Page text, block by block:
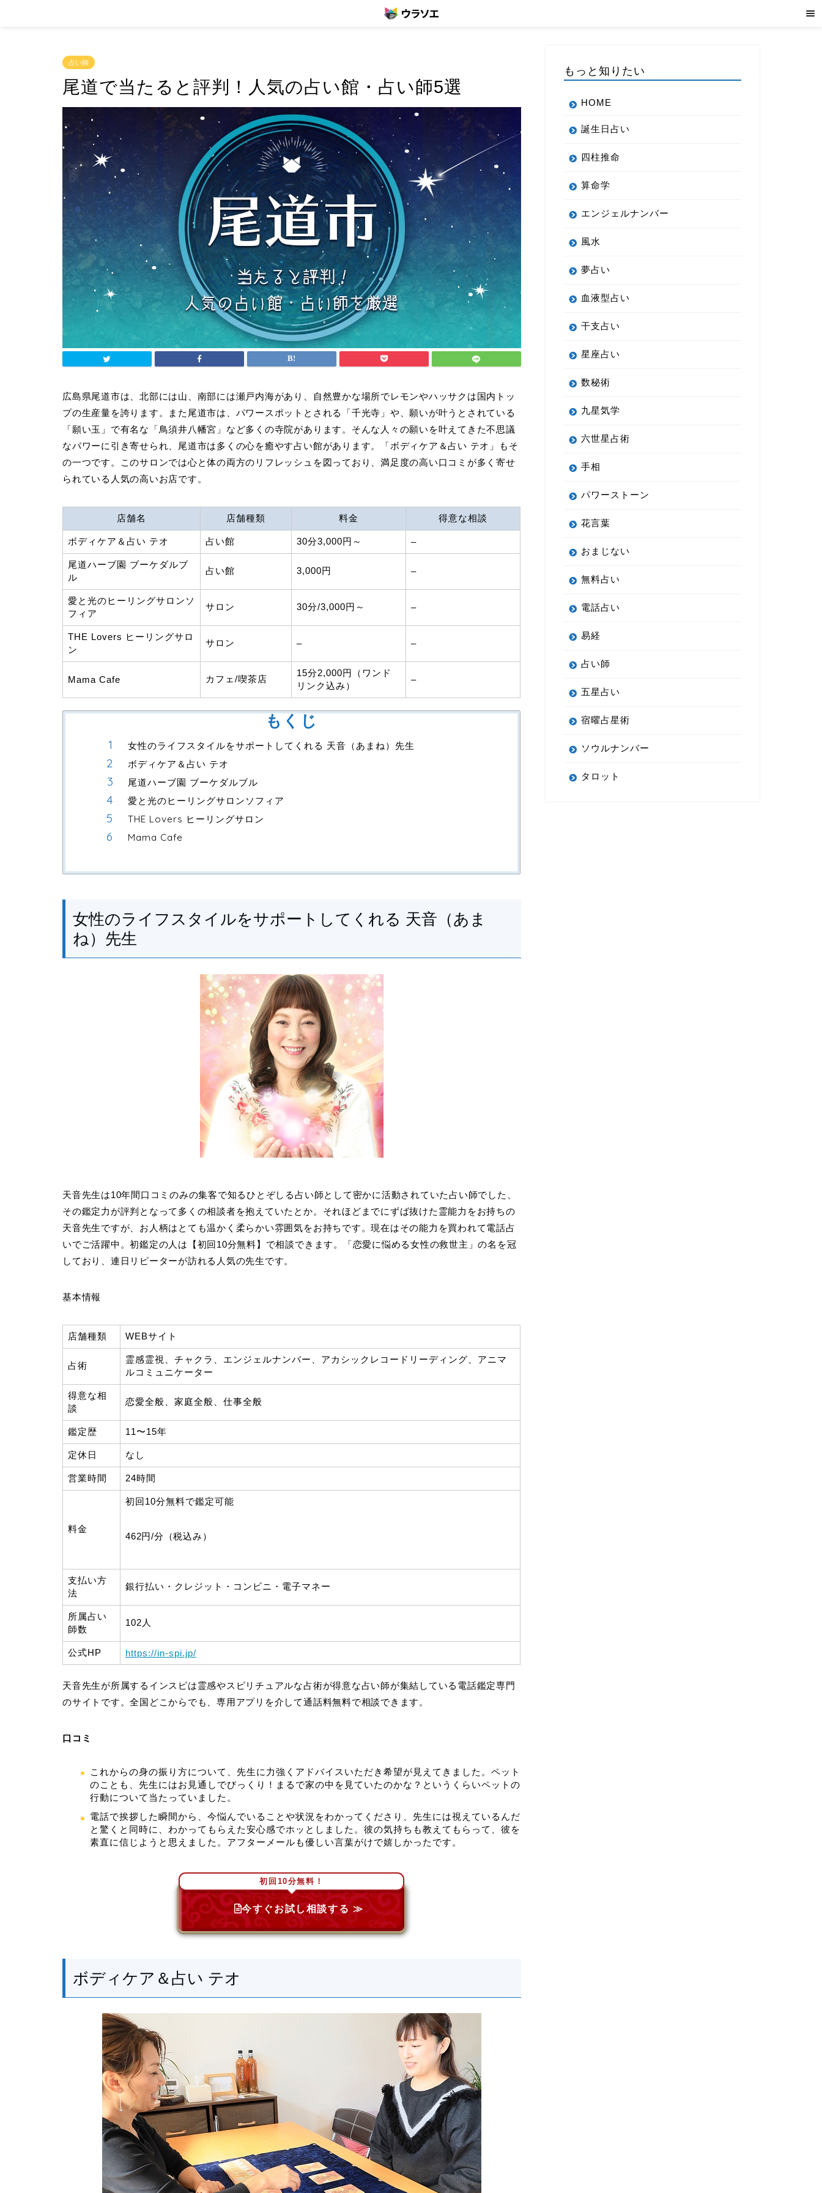
占い師
尾道で当たると評判！人気の占い館・占い師5選
広島県尾道市は、北部には山、南部には瀬戸内海があり、自然豊かな場所でレモンやハッサクは国内トッ
プの生産量を誇ります。また尾道市は、パワースポットとされる「千光寺」や、願いが叶うとされている
「願い玉」で有名な「鳥須井八幡宮」など多くの寺院があります。そんな人々の願いを叶えてきた不思議
なパワーに引き寄せられ、尾道市は多くの心を癒やす占い館があります。「ボディケア＆占い テオ」もそ
の一つです。このサロンでは心と体の両方のリフレッシュを図っており、満足度の高い口コミが多く寄せ
られている人気の高いお店です。
店舗名 店舗種類 料金 得意な相談
ボディケア＆占い テオ 占い館 30分3,000円～ –
尾道ハーブ園 ブーケダルブ
ル
占い館 3,000円 –
愛と光のヒーリングサロンソ
フィア
サロン 30分/3,000円～ –
THE Lovers ヒーリングサロ
ン
サロン – –
Mama Cafe カフェ/喫茶店
15分2,000円（ワンド
リンク込み）
–
もくじ
女性のライフスタイルをサポートしてくれる 天音（あまね）先生
ボディケア＆占い テオ
尾道ハーブ園 ブーケダルブル
愛と光のヒーリングサロンソフィア
THE Lovers ヒーリングサロン
Mama Cafe
女性のライフスタイルをサポートしてくれる 天音（あま
ね）先生
天音先生は10年間口コミのみの集客で知るひとぞしる占い師として密かに活動されていた占い師でした、
その鑑定力が評判となって多くの相談者を抱えていたとか。それほどまでにずば抜けた霊能力をお持ちの
天音先生ですが、お人柄はとても温かく柔らかい雰囲気をお持ちです。現在はその能力を買われて電話占
いでご活躍中。初鑑定の人は【初回10分無料】で相談できます。「恋愛に悩める女性の救世主」の名を冠
しており、連日リピーターが訪れる人気の先生です。
基本情報
店舗種類 WEBサイト
占術
霊感霊視、チャクラ、エンジェルナンバー、アカシックレコードリーディング、アニマ
ルコミュニケーター
得意な相
談
恋愛全般、家庭全般、仕事全般
鑑定歴 11〜15年
定休日 なし
営業時間 24時間
料金
初回10分無料で鑑定可能
462円/分（税込み）
支払い方
法
銀行払い・クレジット・コンビニ・電子マネー
所属占い
師数
102人
公式HP https://in-spi.jp/
天音先生が所属するインスピは霊感やスピリチュアルな占術が得意な占い師が集結している電話鑑定専門
のサイトです。全国どこからでも、専用アプリを介して通話料無料で相談できます。
口コミ
これからの身の振り方について、先生に力強くアドバイスいただき希望が見えてきました。ペット
のことも、先生にはお見通しでびっくり！まるで家の中を見ていたのかな？というくらいペットの
行動について当たっていました。
電話で挨拶した瞬間から、今悩んでいることや状況をわかってくださり、先生には視えているんだ
と驚くと同時に、わかってもらえた安心感でホッとしました。彼の気持ちも教えてもらって、彼を
素直に信じようと思えました。アフターメールも優しい言葉がけで嬉しかったです。
初回10分無料！
今すぐお試し相談する ≫
ボディケア＆占い テオ
もっと知りたい
HOME
誕生日占い
四柱推命
算命学
エンジェルナンバー
風水
夢占い
血液型占い
干支占い
星座占い
数秘術
九星気学
六世星占術
手相
パワーストーン
花言葉
おまじない
無料占い
電話占い
易経
占い師
五星占い
宿曜占星術
ソウルナンバー
タロット